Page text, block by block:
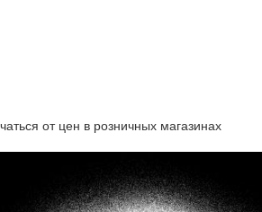
от цен в розничных магазинах